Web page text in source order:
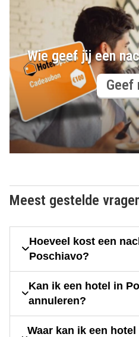
Wie geef jij een
Geef
Meest gestelde
Hoeveel kost een
Poschiavo?
Kan ik een hotel in
annuleren?
Waar kan ik een